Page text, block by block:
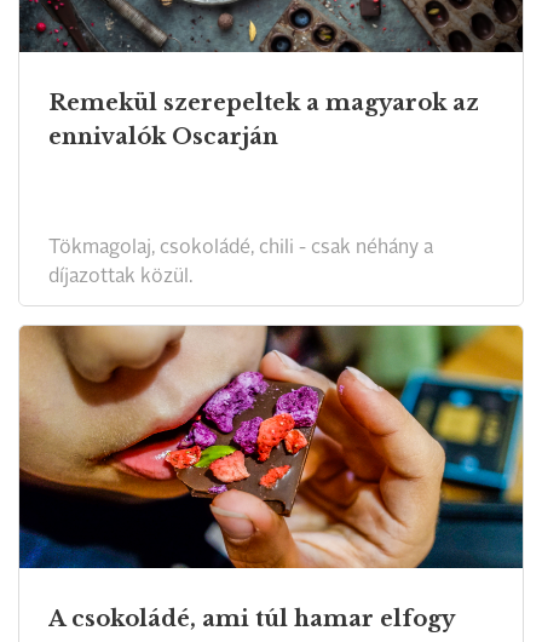
Remekül szerepeltek a magyarok az
ennivalók Oscarján
Tökmagolaj, csokoládé, chili - csak néhány a
díjazottak közül.
A csokoládé, ami túl hamar elfogy